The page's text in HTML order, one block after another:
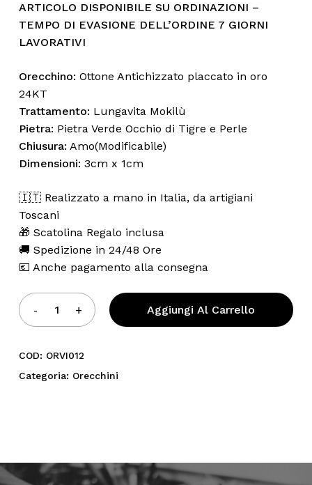
ARTICOLO DISPONIBILE SU ORDINAZIONI –
TEMPO DI EVASIONE DELL’ORDINE 7 GIORNI
LAVORATIVI
Orecchino: Ottone Antichizzato placcato in oro
24KT
Trattamento: Lungavita Mokilù
Pietra: Pietra Verde Occhio di Tigre e Perle
Chiusura: Amo(Modificabile)
Dimensioni: 3cm x 1cm
🇮🇹 Realizzato a mano in Italia, da artigiani
Toscani
🎁 Scatolina Regalo inclusa
🚚 Spedizione in 24/48 Ore
💶 Anche pagamento alla consegna
Aggiungi Al Carrello
COD: ORVI012
Categoria: Orecchini